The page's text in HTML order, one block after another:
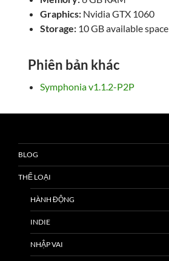
Graphics: Nvidia GTX 1060
Storage: 10 GB available space
Phiên bản khác
Symphonia v1.1.2-P2P
BLOG
THỂ LOẠI
HÀNH ĐỘNG
INDIE
NHẬP VAI